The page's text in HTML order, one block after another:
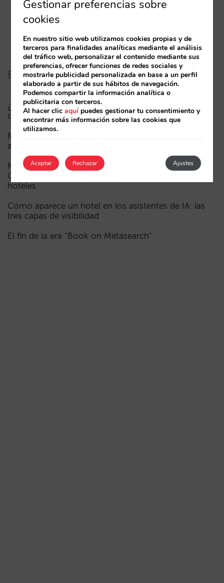
Entradas recientes
¿Puede un Mundial reducir las reservas hoteleras? El
caso de México durante la FIFA World Cup 2026
Menos campañas, más inteligentes: manual IA para
actualizar el marketing digital de tu hotel (parte 1)
Madrid ante la Fórmula 1: aprendizajes del GP de
Catalunya y del GP de Ciudad de México para los
hoteles
Cómo aparece un hotel en los asistentes de IA: las
tres capas de visibilidad
El fin de la era “Book on Metasearch”
Gestionar preferencias sobre
cookies
En nuestro sitio web utilizamos cookies propias y de
terceros para finalidades analíticas mediante el análisis
del tráfico web, personalizar el contenido mediante sus
preferencias, ofrecer funciones de redes sociales y
mostrarle publicidad personalizada en base a un perfil
elaborado a partir de sus hábitos de navegación.
Podemos compartir la información analítica o
publicitaria con terceros.
Al hacer clicaquípuedes gestionar tu consentimiento y
encontrar más información sobre las cookies que
utilizamos.
Aceptar Ajustes
Rechazar